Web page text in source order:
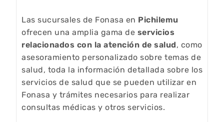
Las sucursales de Fonasa en Pichilemu
ofrecen una amplia gama de servicios
relacionados con la atención de salud, como
asesoramiento personalizado sobre temas de
salud, toda la información detallada sobre los
servicios de salud que se pueden utilizar en
Fonasa y trámites necesarios para realizar
consultas médicas y otros servicios.